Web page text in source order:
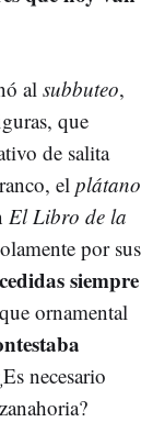
al subbuteo,
que
de salita
el plátano
El Libro de la
por sus
siempre
ornamental
necesario